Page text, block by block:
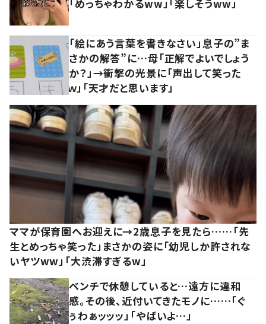
「めっちゃわかるww」「楽しそうww」
「絵にあう言葉を書きなさい」息子の”ま
さかの解答”に…母「正解でよいでしょう
か？」→衝撃の光景に「声出して笑った
ｗ」「天才だと思います」
ママが保育園へお迎えに→2歳息子を見たら……「先
生とめっちゃ笑った」まさかの姿に「幼児しか許されな
いヤツww」「大渋滞すぎるw」
ベンチで休憩していると…遠方に違和
感。その後、近付いてきたモノに……「ぐ
ぅわぁッッッ」「やばいよ…」